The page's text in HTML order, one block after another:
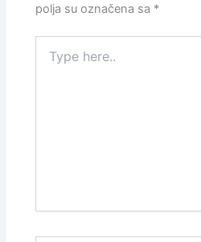
polja su označena sa *
here..